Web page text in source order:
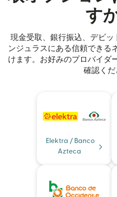
す
現金受取、銀行振込、デビッ
ンジュラスにある信頼できる
けます。お好みのプロバイダ
確認くだ
Elektra / Banco
Azteca